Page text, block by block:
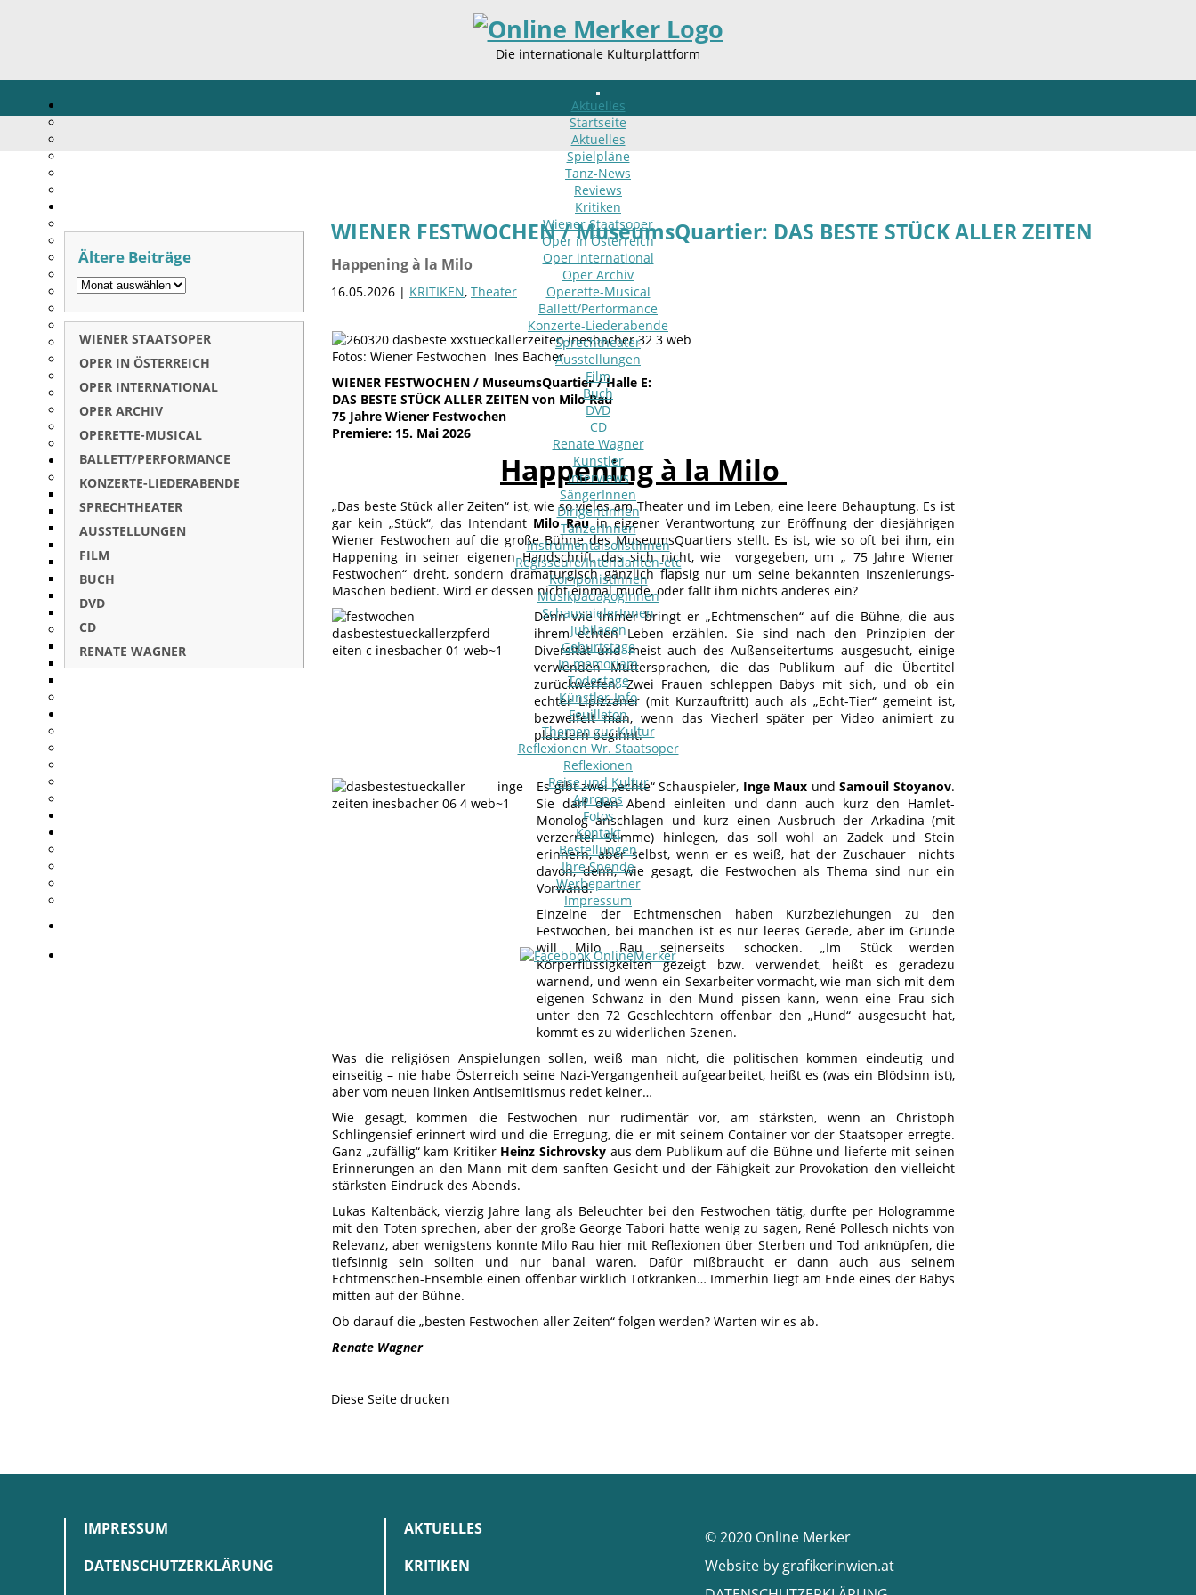
Die internationale Kulturplattform
Aktuelles
Startseite
Aktuelles
Spielpläne
Tanz-News
Reviews
Kritiken
Wiener Staatsoper
Oper in Österreich
Oper international
Oper Archiv
Operette-Musical
Ballett/Performance
Konzerte-Liederabende
Sprechtheater
Ausstellungen
Film
Buch
DVD
CD
Renate Wagner
Künstler
Interviews
SängerInnen
DirigentInnen
TänzerInnen
InstrumentalsolistInnen
Regisseure/Intendanten-etc
KomponistInnen
MusikpädagogInnen
SchauspielerInnen
Jubilaeen
Geburtstage
In memoriam
Todestage
Künstler-Info
Feuilleton
Themen zur Kultur
Reflexionen Wr. Staatsoper
Reflexionen
Reise und Kultur
Apropos
Fotos
Kontakt
Bestellungen
Ihre Spende
Werbepartner
Impressum
WIENER FESTWOCHEN / MuseumsQuartier: DAS BESTE STÜCK ALLER ZEITEN
Happening à la Milo
16.05.2026 | KRITIKEN, Theater
Fotos: Wiener Festwochen Ines Bacher
WIENER FESTWOCHEN / MuseumsQuartier / Halle E:
DAS BESTE STÜCK ALLER ZEITEN von Milo Rau
75 Jahre Wiener Festwochen
Premiere: 15. Mai 2026
Happening à la Milo
„Das beste Stück aller Zeiten“ ist, wie so vieles am Theater und im Leben, eine leere Behauptung. Es ist
gar kein „Stück“, das Intendant Milo Rauin eigener Verantwortung zur Eröffnung der diesjährigen
Wiener Festwochen auf die große Bühne des MuseumsQuartiers stellt. Es ist, wie so oft bei ihm, ein
Happening in seiner eigenen Handschrift, das sich nicht, wie vorgegeben, um „ 75 Jahre Wiener
Festwochen“ dreht, sondern dramaturgisch gänzlich flapsig nur um seine bekannten Inszenierungs-
Maschen bedient. Wird er dessen nicht einmal müde, oder fällt ihm nichts anderes ein?
Denn wie immer bringt er „Echtmenschen“ auf die Bühne, die aus
ihrem echten Leben erzählen. Sie sind nach den Prinzipien der
Diversität und meist auch des Außenseitertums ausgesucht, einige
verwenden Muttersprachen, die das Publikum auf die Übertitel
zurückwerfen. Zwei Frauen schleppen Babys mit sich, und ob ein
echter Lipizzaner (mit Kurzauftritt) auch als „Echt-Tier“ gemeint ist,
bezweifelt man, wenn das Viecherl später per Video animiert zu
plaudern beginnt.
Es gibt zwei „echte“ Schauspieler, Inge Maux undSamouil Stoyanov.
Sie darf den Abend einleiten und dann auch kurz den Hamlet-
Monolog anschlagen und kurz einen Ausbruch der Arkadina (mit
verzerrter Stimme) hinlegen, das soll wohl an Zadek und Stein
erinnern, aber selbst, wenn er es weiß, hat der Zuschauer nichts
davon, denn, wie gesagt, die Festwochen als Thema sind nur ein
Vorwand.
Einzelne der Echtmenschen haben Kurzbeziehungen zu den
Festwochen, bei manchen ist es nur leeres Gerede, aber im Grunde
will Milo Rau seinerseits schocken. „Im Stück werden
Körperflüssigkeiten gezeigt bzw. verwendet, heißt es geradezu
warnend, und wenn ein Sexarbeiter vormacht, wie man sich mit dem
eigenen Schwanz in den Mund pissen kann, wenn eine Frau sich
unter den 72 Geschlechtern offenbar den „Hund“ ausgesucht hat,
kommt es zu widerlichen Szenen.
Was die religiösen Anspielungen sollen, weiß man nicht, die politischen kommen eindeutig und
einseitig – nie habe Österreich seine Nazi-Vergangenheit aufgearbeitet, heißt es (was ein Blödsinn ist),
aber vom neuen linken Antisemitismus redet keiner…
Wie gesagt, kommen die Festwochen nur rudimentär vor, am stärksten, wenn an Christoph
Schlingensief erinnert wird und die Erregung, die er mit seinem Container vor der Staatsoper erregte.
Ganz „zufällig“ kam Kritiker Heinz Sichrovsky aus dem Publikum auf die Bühne und lieferte mit seinen
Erinnerungen an den Mann mit dem sanften Gesicht und der Fähigkeit zur Provokation den vielleicht
stärksten Eindruck des Abends.
Lukas Kaltenbäck, vierzig Jahre lang als Beleuchter bei den Festwochen tätig, durfte per Hologramme
mit den Toten sprechen, aber der große George Tabori hatte wenig zu sagen, René Pollesch nichts von
Relevanz, aber wenigstens konnte Milo Rau hier mit Reflexionen über Sterben und Tod anknüpfen, die
tiefsinnig sein sollten und nur banal waren. Dafür mißbraucht er dann auch aus seinem
Echtmenschen-Ensemble einen offenbar wirklich Totkranken… Immerhin liegt am Ende eines der Babys
mitten auf der Bühne.
Ob darauf die „besten Festwochen aller Zeiten“ folgen werden? Warten wir es ab.
Renate Wagner
Diese Seite drucken
Ältere Beiträge
WIENER STAATSOPER
OPER IN ÖSTERREICH
OPER INTERNATIONAL
OPER ARCHIV
OPERETTE-MUSICAL
BALLETT/PERFORMANCE
KONZERTE-LIEDERABENDE
SPRECHTHEATER
AUSSTELLUNGEN
FILM
BUCH
DVD
CD
RENATE WAGNER
IMPRESSUM
DATENSCHUTZERKLÄRUNG
AKTUELLES
KRITIKEN
© 2020 Online Merker
Website by grafikerinwien.at